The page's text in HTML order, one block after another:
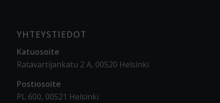
YHTEYSTIEDOT
Katuosoite
Ratavartijankatu 2 A, 00520 Helsinki
Postiosoite
PL 600, 00521 Helsinki